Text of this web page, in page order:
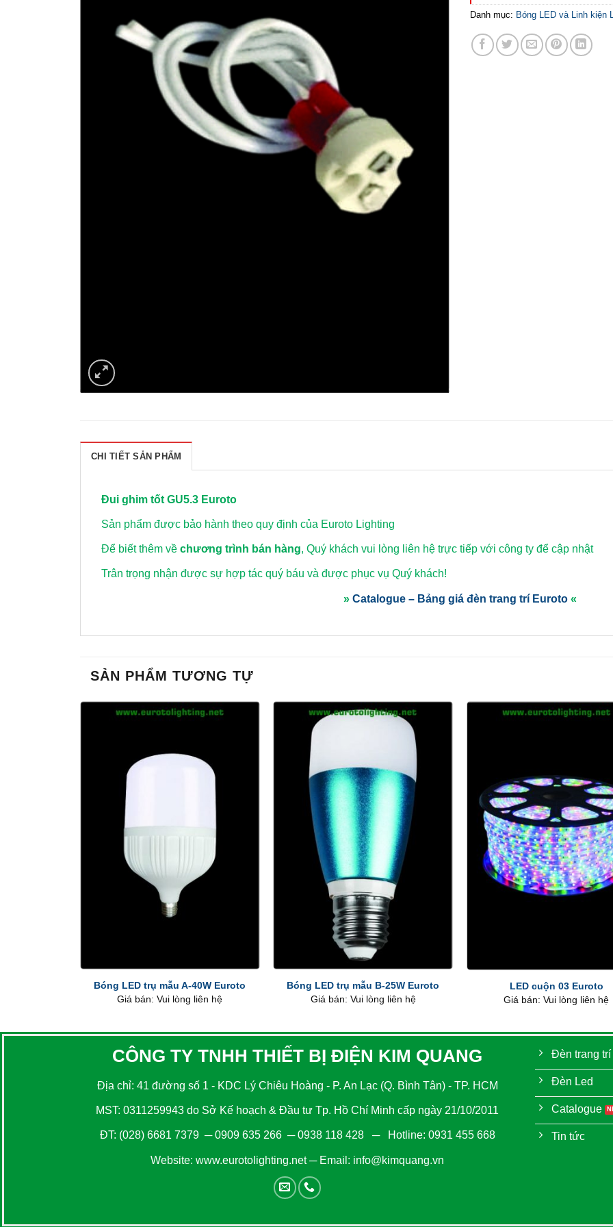
Danh mục: Bóng LED và Linh kiện
CHI TIẾT SẢN PHẨM
Đui ghim tốt GU5.3 Euroto
Sản phẩm được bảo hành theo quy định của Euroto Lighting
Để biết thêm về chương trình bán hàng, Quý khách vui lòng liên hệ trực tiếp với công ty để cập nhật
Trân trọng nhận được sự hợp tác quý báu và được phục vụ Quý khách!
» Catalogue – Bảng giá đèn trang trí Euroto «
SẢN PHẨM TƯƠNG TỰ
Bóng LED trụ mẫu A-40W Euroto
Giá bán: Vui lòng liên hệ
Bóng LED trụ mẫu B-25W Euroto
Giá bán: Vui lòng liên hệ
LED cuộn 03 Euroto
Giá bán: Vui lòng liên hệ
CÔNG TY TNHH THIẾT BỊ ĐIỆN KIM QUANG
Địa chỉ: 41 đường số 1 - KDC Lý Chiêu Hoàng - P. An Lạc (Q. Bình Tân) - TP. HCM
MST: 0311259943 do Sở Kế hoạch & Đầu tư Tp. Hồ Chí Minh cấp ngày 21/10/2011
ĐT: (028) 6681 7379 ─0909 635 266─0938 118 428─ Hotline: 0931 455 668
Website: www.eurotolighting.net─ Email: info@kimquang.vn
Đèn trang trí
Đèn Led
Catalogue
Tin tức